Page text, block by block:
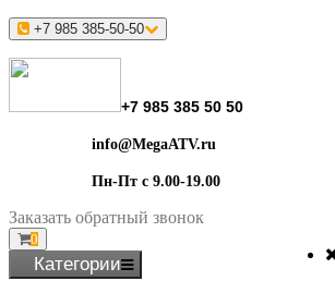
+7 985 385-50-50
+7 985 385 50 50
info@MegaATV.ru
Пн-Пт с 9.00-19.00
Заказать обратный звонок
0
Категории